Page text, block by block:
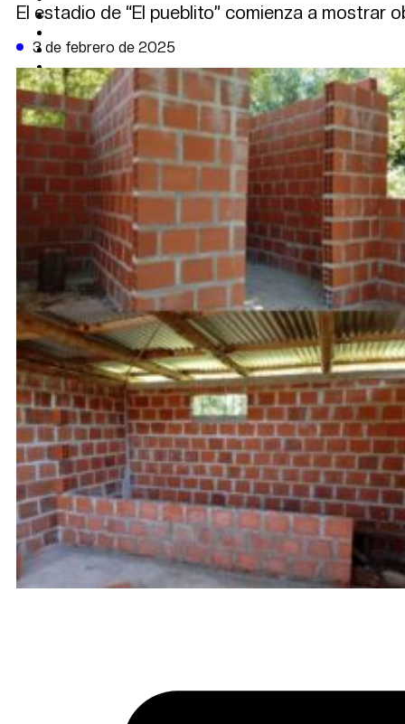
POLÍTICA
DATA FIRME
DE LA TRIBUNA TV
El estadio de “El pueblito” comienza a
3 de febrero de 2025